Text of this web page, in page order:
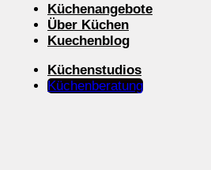
Küchenangebote
Über Küchen
Kuechenblog
Küchenstudios
Küchenberatung